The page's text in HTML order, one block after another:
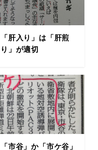
「肝入り」は「肝煎
り」が適切
「市谷」か「市ケ谷」